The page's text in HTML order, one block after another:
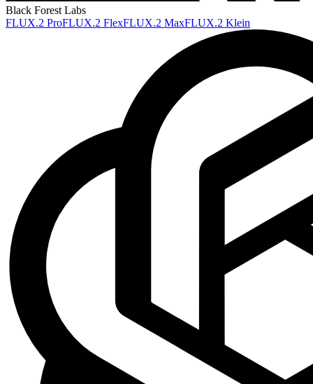
Black Forest Labs
FLUX.2 ProFLUX.2 FlexFLUX.2 MaxFLUX.2 Klein